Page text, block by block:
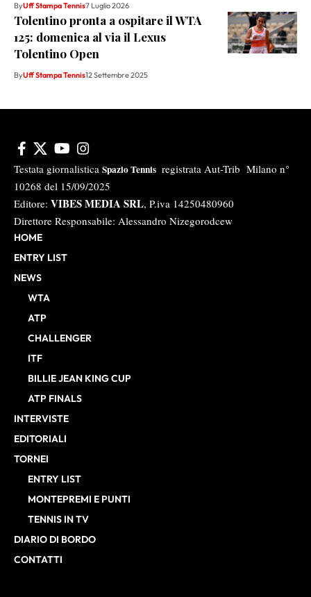
ByUff Stampa Tennis7 Luglio 2026
Tolentino pronta a ospitare il WTA
125: domenica al via il Lexus
Tolentino Open
ByUff Stampa Tennis12 Settembre 2025
Testata giornalistica Spazio Tennis registrata Aut-Trib Milano n°
10268 del 15/09/2025
Editore: VIBES MEDIA SRL, P.iva 14250480960
Direttore Responsabile: Alessandro Nizegorodcew
HOME
ENTRY LIST
NEWS
WTA
ATP
CHALLENGER
ITF
BILLIE JEAN KING CUP
ATP FINALS
INTERVISTE
EDITORIALI
TORNEI
ENTRY LIST
MONTEPREMI E PUNTI
TENNIS IN TV
DIARIO DI BORDO
CONTATTI